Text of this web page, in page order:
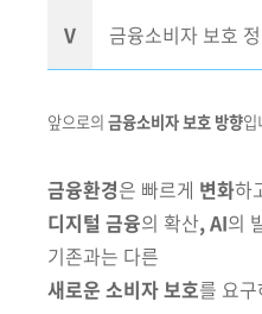
Ⅴ 금융소비자 보호
앞으로의 금융소비자 보호 방향입
금융환경은 빠르게 변화하
디지털 금융의 확산, AI의
기존과는 다른
새로운 소비자 보호를 요